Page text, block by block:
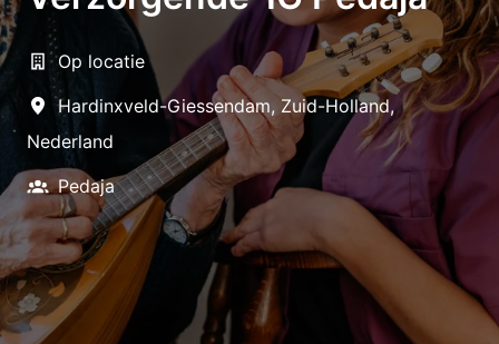
Op locatie
Hardinxveld-Giessendam, Zuid-Holland,
Nederland
Pedaja